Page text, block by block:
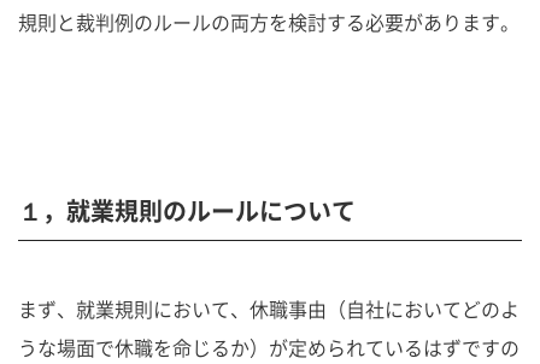
規則と裁判例のルールの両方を検討する必要があります。
１，就業規則のルールについて
まず、就業規則において、休職事由（自社においてどのよ
うな場面で休職を命じるか）が定められているはずですの